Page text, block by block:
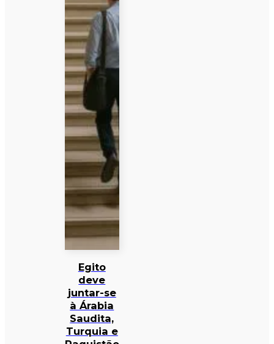
Egito
deve
juntar-se
à Árabia
Saudita,
Turquia e